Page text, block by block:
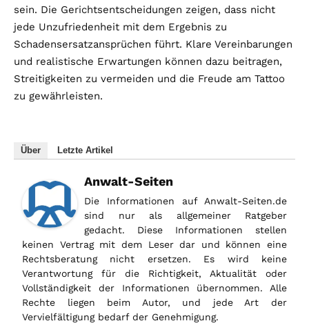
sein. Die Gerichtsentscheidungen zeigen, dass nicht
jede Unzufriedenheit mit dem Ergebnis zu
Schadensersatzansprüchen führt. Klare Vereinbarungen
und realistische Erwartungen können dazu beitragen,
Streitigkeiten zu vermeiden und die Freude am Tattoo
zu gewährleisten.
Über Letzte Artikel
Anwalt-Seiten
Die Informationen auf Anwalt-Seiten.de
sind nur als allgemeiner Ratgeber
gedacht. Diese Informationen stellen
keinen Vertrag mit dem Leser dar und können eine
Rechtsberatung nicht ersetzen. Es wird keine
Verantwortung für die Richtigkeit, Aktualität oder
Vollständigkeit der Informationen übernommen. Alle
Rechte liegen beim Autor, und jede Art der
Vervielfältigung bedarf der Genehmigung.